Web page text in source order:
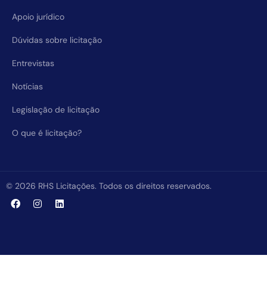
Apoio jurídico
Dúvidas sobre licitação
Entrevistas
Notícias
Legislação de licitação
O que é licitação?
© 2026 RHS Licitações. Todos os direitos reservados.